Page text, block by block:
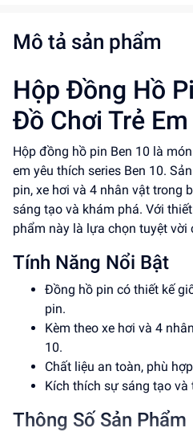
Mô tả sản phẩm
Hộp Đồng Hồ
Đồ Chơi Trẻ
Hộp đồng hồ pin Ben 10 là
em yêu thích series Ben 10.
pin, xe hơi và 4 nhân vật trong
sáng tạo và khám phá. Với
phẩm này là lựa chọn tuyệt vời
Tính Năng Nổi Bật
Đồng hồ pin có thiết kế
pin.
Kèm theo xe hơi và 4
10.
Chất liệu an toàn, phù
Kích thích sự sáng tạo và
Thông Số Sản Phẩm